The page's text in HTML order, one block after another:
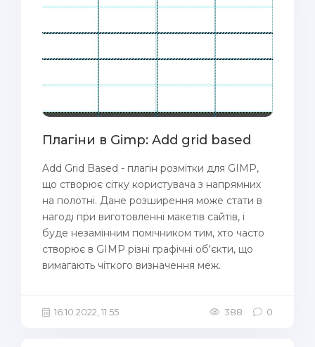
Плагіни в Gimp: Add grid based
Add Grid Based - плагін розмітки для GIMP,
що створює сітку користувача з напрямних
на полотні. Дане розширення може стати в
нагоді при виготовленні макетів сайтів, і
буде незамінним помічником тим, хто часто
створює в GIMP різні графічні об'єкти, що
вимагають чіткого визначення меж.
16.10.2022, 11:55 388 0